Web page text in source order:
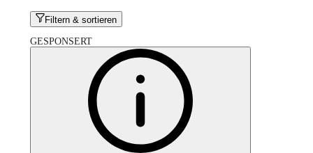
Filtern & sortieren
GESPONSERT